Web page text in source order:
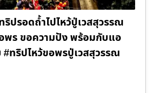
ปรอดถ้ำไปไหว้ปู่เวสสุวรรณ
พร ขอความปัง พร้อมกับแอ
#ทริปไหว้ขอพรปู่เวสสุวรรณ